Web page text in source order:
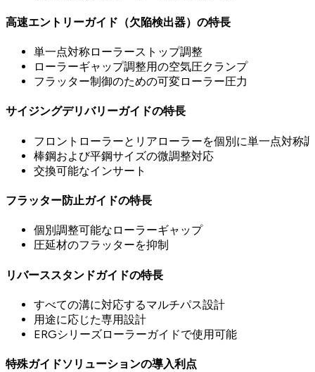
高速エントリーガイド（欠陥検出器）の特長
単一点対称ローラーストップ調整
ローラーギャップ調整用の空気圧クランプ
フラッター制御のための可変ローラー圧力
サイジングデリバリーガイドの特長
フロントローラーとリアローラーを個別に単一点対称
棒鋼および平鋼サイズの微調整対応
交換可能なインサート
フラッター防止ガイドの特長
個別調整可能なローラーギャップ
圧延材のフラッターを抑制
リバーススタンドガイドの特長
すべての溝に対応するマルチパス設計
用途に応じた専用設計
ERGシリーズローラーガイドで使用可能
特殊ガイドソリューションの導入利点